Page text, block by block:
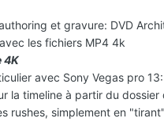
et gravure: DVD
les fichiers MP4 4k
4K
avec Sony Vegas pro
la timeline à partir du dossier
rushes, simplement en